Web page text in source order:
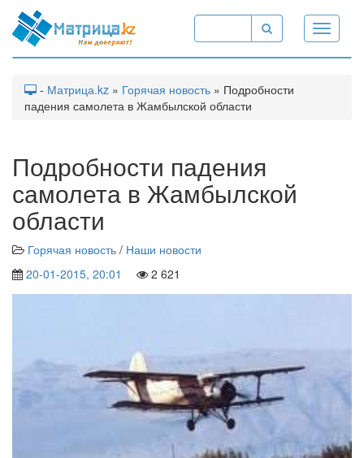
Toggle
- Матрица.kz » Горячая новость » Подробности
падения самолета в Жамбылской области
Подробности падения
самолета в Жамбылской
области
Горячая новость / Наши новости
20-01-2015, 20:01
2 621